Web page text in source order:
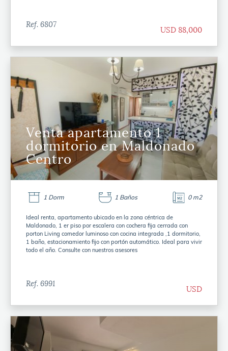
Ref. 6807
USD 88,000
Venta apartamento 1
dormitorio en Maldonado
Centro
1 Dorm 1 Baños 0 m2
Ideal renta, apartamento ubicado en la zona céntrica de
Maldonado, 1 er piso por escalera con cochera fija cerrada con
porton Living comedor luminoso con cocina integrada ,1 dormitorio,
1 baño, estacionamiento fijo con portón automático. Ideal para vivir
todo el año. Consulte con nuestros asesores
Ref. 6991
USD